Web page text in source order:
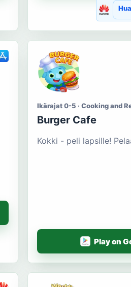
Ikärajat 0-5 · Cooking and
Burger Cafe
Kokki - peli lapsille!
Play on